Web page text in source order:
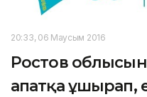
20:33, 06 Маусым 2016
Ростов
апатқа ұшырап,